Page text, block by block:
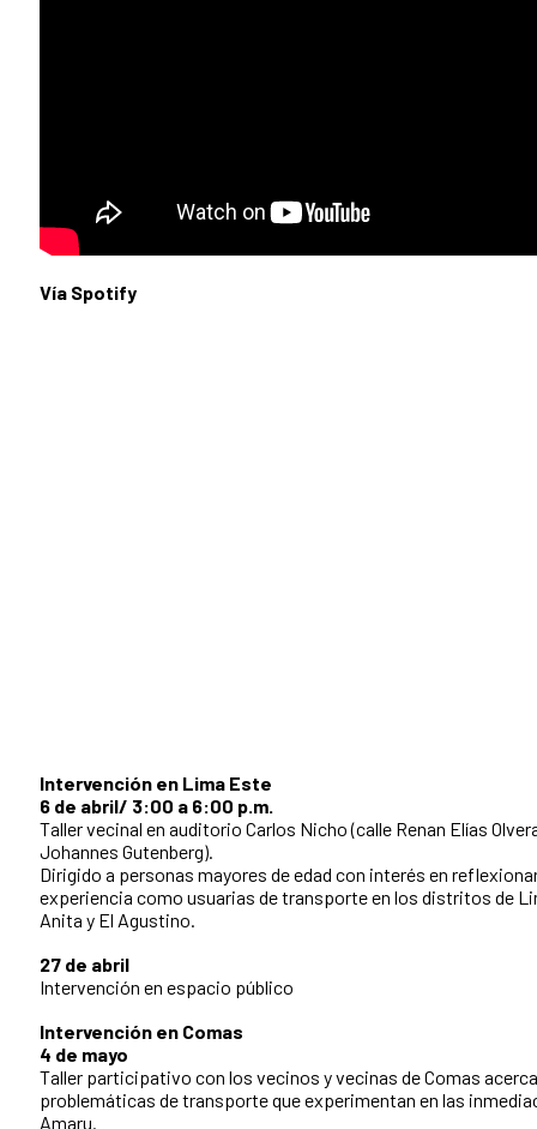
Vía Spotify
Intervención en Lima Este
6 de abril/ 3:00 a 6:00 p.m.
Taller vecinal en auditorio Carlos Nicho (calle Renan Elías
Johannes Gutenberg).
Dirigido a personas mayores de edad con interés en
experiencia como usuarias de transporte en los distritos de
Anita y El Agustino.
27 de abril
Intervención en espacio público
Intervención en Comas
4 de mayo
Taller participativo con los vecinos y vecinas de Comas
problemáticas de transporte que experimentan en las
Amaru.